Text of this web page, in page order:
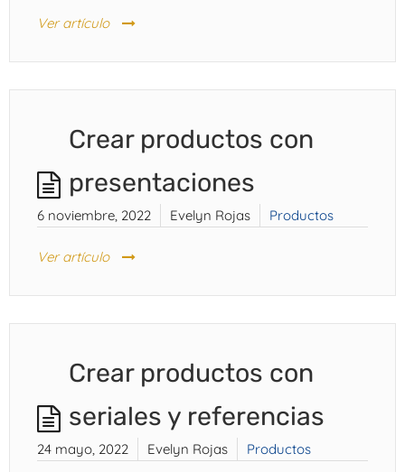
Ver artículo
Crear productos con
presentaciones
6 noviembre, 2022 Evelyn Rojas Productos
Ver artículo
Crear productos con
seriales y referencias
24 mayo, 2022 Evelyn Rojas Productos